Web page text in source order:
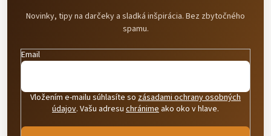
Novinky, tipy na darčeky a sladká inšpirácia. Bez zbytočného
spamu.
Email
Vložením e-mailu súhlasíte so zásadami ochrany osobných
údajov. Vašu adresu chránime ako oko v hlave.